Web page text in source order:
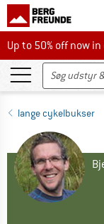
Up to 50% off now in
Up to 50% off now
lange cykelbukser